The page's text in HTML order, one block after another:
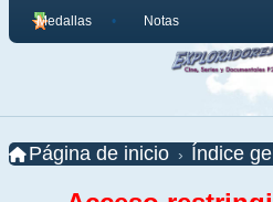
Medallas Notas
Página de inicio Índice